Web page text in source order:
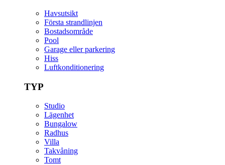
Havsutsikt
Första strandlinjen
Bostadsområde
Pool
Garage eller parkering
Hiss
Luftkonditionering
TYP
Studio
Lägenhet
Bungalow
Radhus
Villa
Takvåning
Tomt